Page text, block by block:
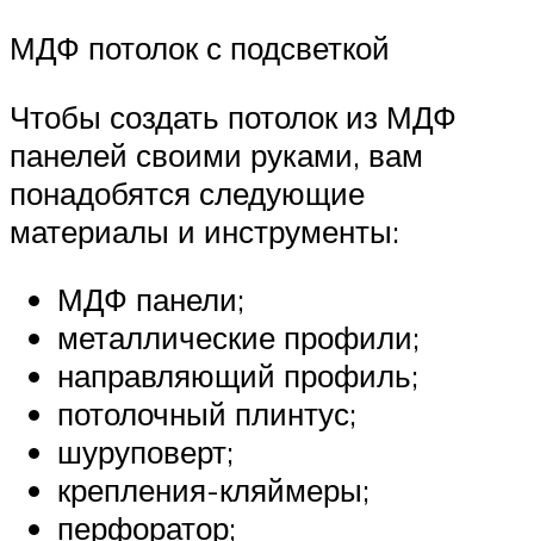
МДФ потолок с подсветкой
Чтобы создать потолок из МДФ
панелей своими руками, вам
понадобятся следующие
материалы и инструменты:
МДФ панели;
металлические профили;
направляющий профиль;
потолочный плинтус;
шуруповерт;
крепления-кляймеры;
перфоратор;